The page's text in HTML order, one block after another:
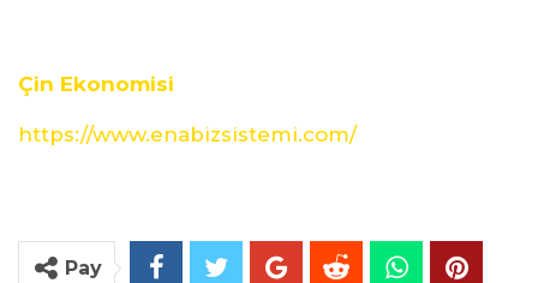
Çin Ekonomisi
https://www.enabizsistemi.com/
Pay